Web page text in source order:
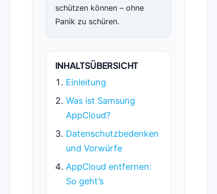
schützen können – ohne
Panik zu schüren.
INHALTSÜBERSICHT
Einleitung
Was ist Samsung
AppCloud?
Datenschutzbedenken
und Vorwürfe
AppCloud entfernen:
So geht’s